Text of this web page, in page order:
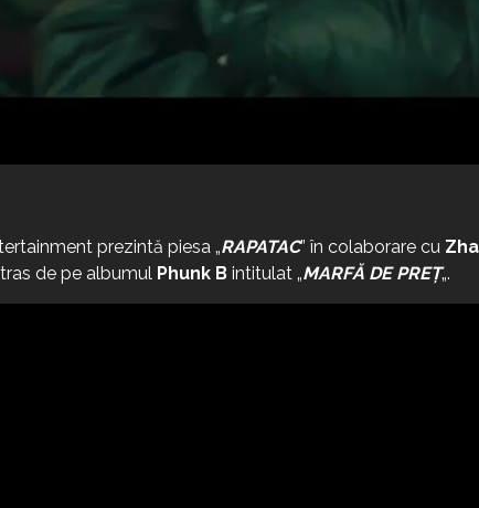
prezintă piesa „RAPATAC” în colaborare cu
de pe albumul Phunk B intitulat „MARFĂ DE PREȚ„.